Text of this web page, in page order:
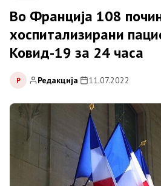
Во Франција 108
хоспитализирани
Ковид-19 за 24 часа
Р Редакција| 11.07.2022